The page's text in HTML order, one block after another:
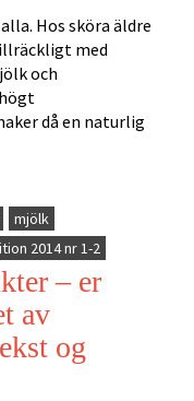
Hos sköra äldre
med
och
då en naturlig
mjölk
2014 nr 1-2
– er
av
og